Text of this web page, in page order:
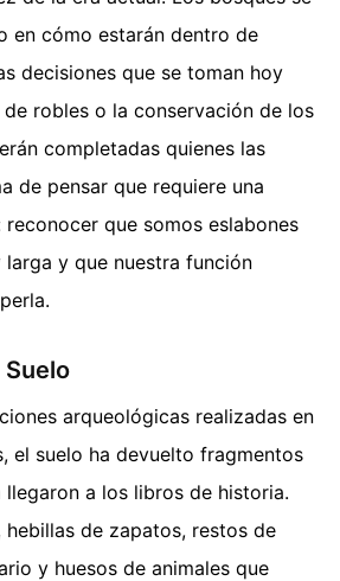
en cómo estarán dentro de
decisiones que se toman hoy
robles o la conservación de los
completadas quienes las
de pensar que requiere una
que somos eslabones
larga y que nuestra función
Suelo
arqueológicas realizadas en
el suelo ha devuelto fragmentos
llegaron a los libros de historia.
hebillas de zapatos, restos de
y huesos de animales que